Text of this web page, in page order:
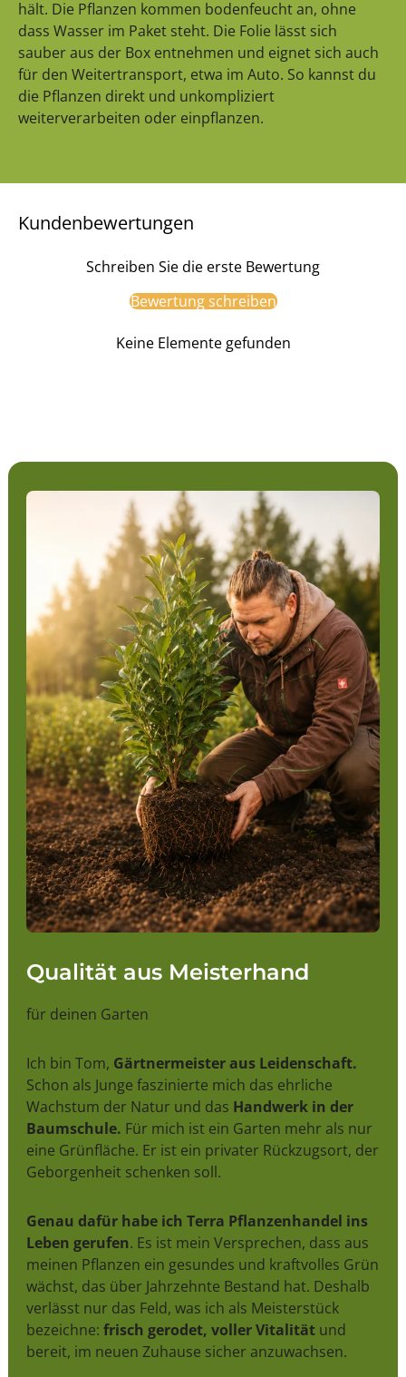
hält. Die Pflanzen kommen bodenfeucht an, ohne
dass Wasser im Paket steht. Die Folie lässt sich
sauber aus der Box entnehmen und eignet sich auch
für den Weitertransport, etwa im Auto. So kannst du
die Pflanzen direkt und unkompliziert
weiterverarbeiten oder einpflanzen.
Kundenbewertungen
Schreiben Sie die erste Bewertung
Bewertung schreiben
Keine Elemente gefunden
Qualität aus Meisterhand
für deinen Garten
Ich bin Tom, Gärtnermeister aus Leidenschaft.
Schon als Junge faszinierte mich das ehrliche
Wachstum der Natur und das Handwerk in der
Baumschule. Für mich ist ein Garten mehr als nur
eine Grünfläche. Er ist ein privater Rückzugsort, der
Geborgenheit schenken soll.
Genau dafür habe ich Terra Pflanzenhandel ins
Leben gerufen. Es ist mein Versprechen, dass aus
meinen Pflanzen ein gesundes und kraftvolles Grün
wächst, das über Jahrzehnte Bestand hat. Deshalb
verlässt nur das Feld, was ich als Meisterstück
bezeichne: frisch gerodet, voller Vitalitätund
bereit, im neuen Zuhause sicher anzuwachsen.